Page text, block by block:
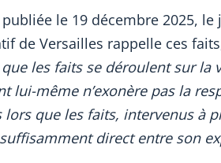
le 19 décembre 2025,
de Versailles rappelle ces
les faits se déroulent sur la
lui-même n’exonère pas la
lors que les faits, intervenus à
direct entre son